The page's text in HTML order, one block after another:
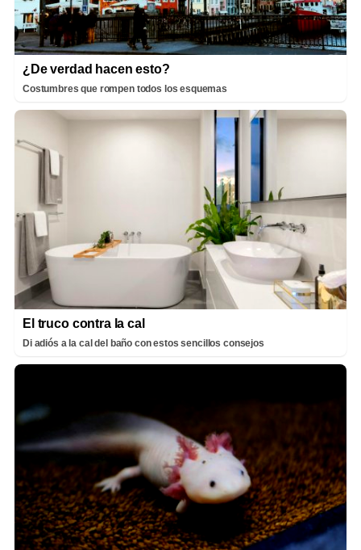
¿De verdad hacen esto?
Costumbres que rompen todos los esquemas
El truco contra la cal
Di adiós a la cal del baño con estos sencillos consejos